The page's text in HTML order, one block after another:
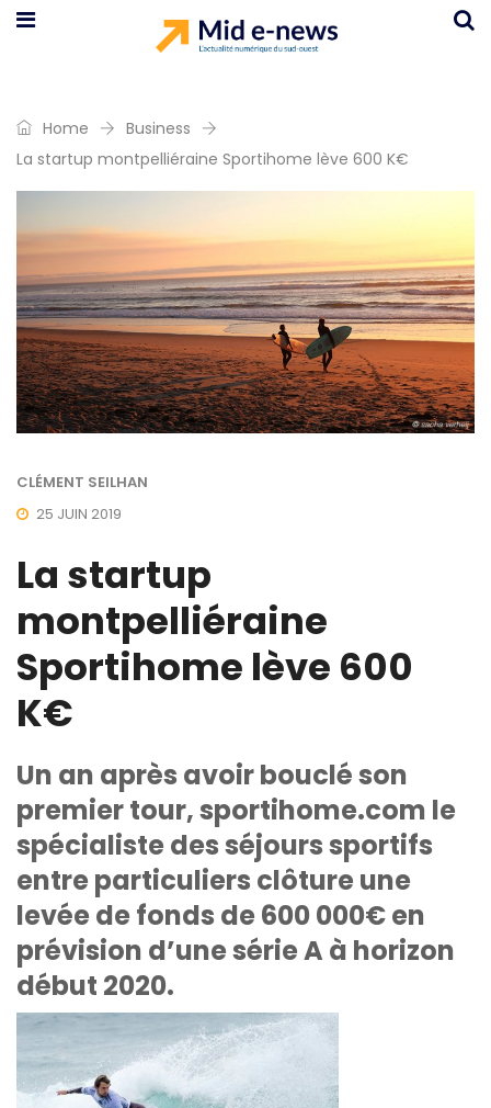
Home
Business
La startup montpelliéraine Sportihome lève 600 K€
CLÉMENT SEILHAN
25 JUIN 2019
La startup
montpelliéraine
Sportihome lève 600
K€
Un an après avoir bouclé son
premier tour, sportihome.com le
spécialiste des séjours sportifs
entre particuliers clôture une
levée de fonds de 600 000€ en
prévision d’une série A à horizon
début 2020.